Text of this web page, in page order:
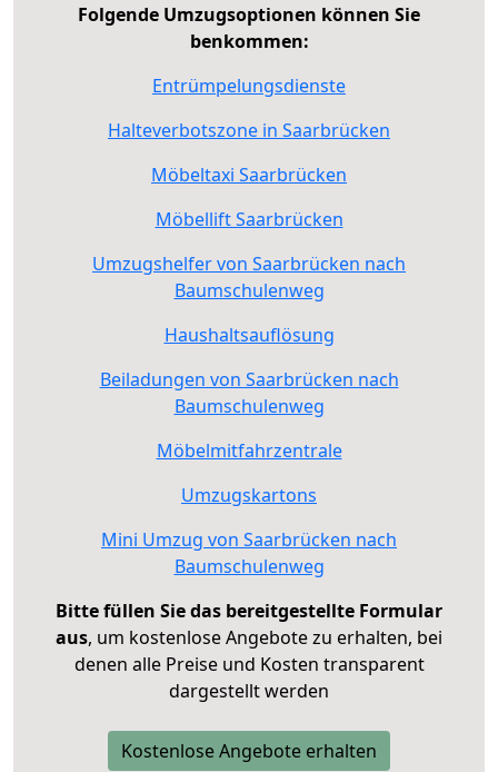
Folgende Umzugsoptionen können Sie
benkommen:
Entrümpelungsdienste
Halteverbotszone in Saarbrücken
Möbeltaxi Saarbrücken
Möbellift Saarbrücken
Umzugshelfer von Saarbrücken nach
Baumschulenweg
Haushaltsauflösung
Beiladungen von Saarbrücken nach
Baumschulenweg
Möbelmitfahrzentrale
Umzugskartons
Mini Umzug von Saarbrücken nach
Baumschulenweg
Bitte füllen Sie das bereitgestellte Formular
aus, um kostenlose Angebote zu erhalten, bei
denen alle Preise und Kosten transparent
dargestellt werden
Kostenlose Angebote erhalten